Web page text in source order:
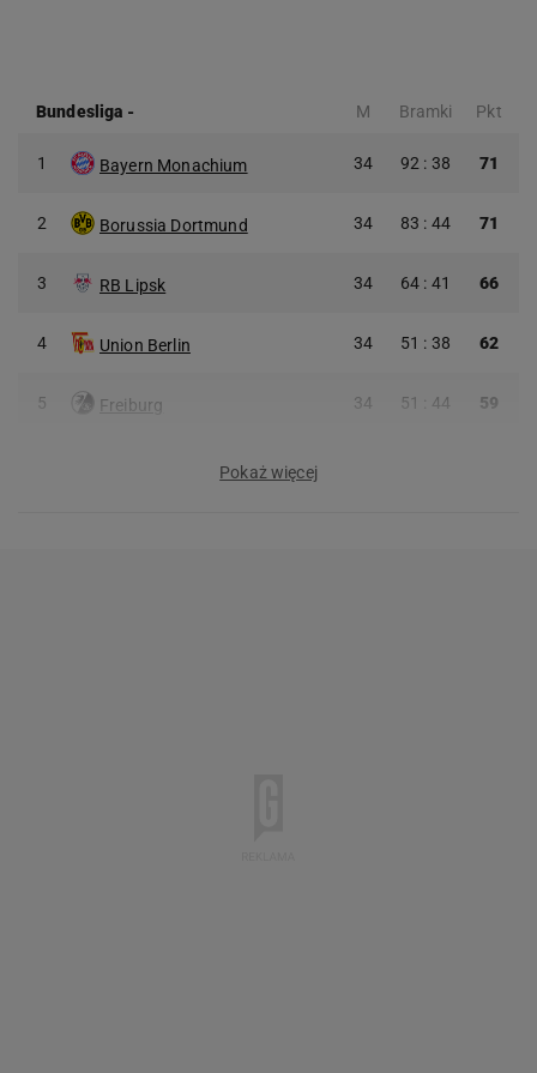
Bundesliga - M Bramki Pkt
1 Bayern Monachium 34 92 : 38 71
2 Borussia Dortmund 34 83 : 44 71
3 RB Lipsk 34 64 : 41 66
4 Union Berlin 34 51 : 38 62
5 Freiburg 34 51 : 44 59
Pokaż więcej